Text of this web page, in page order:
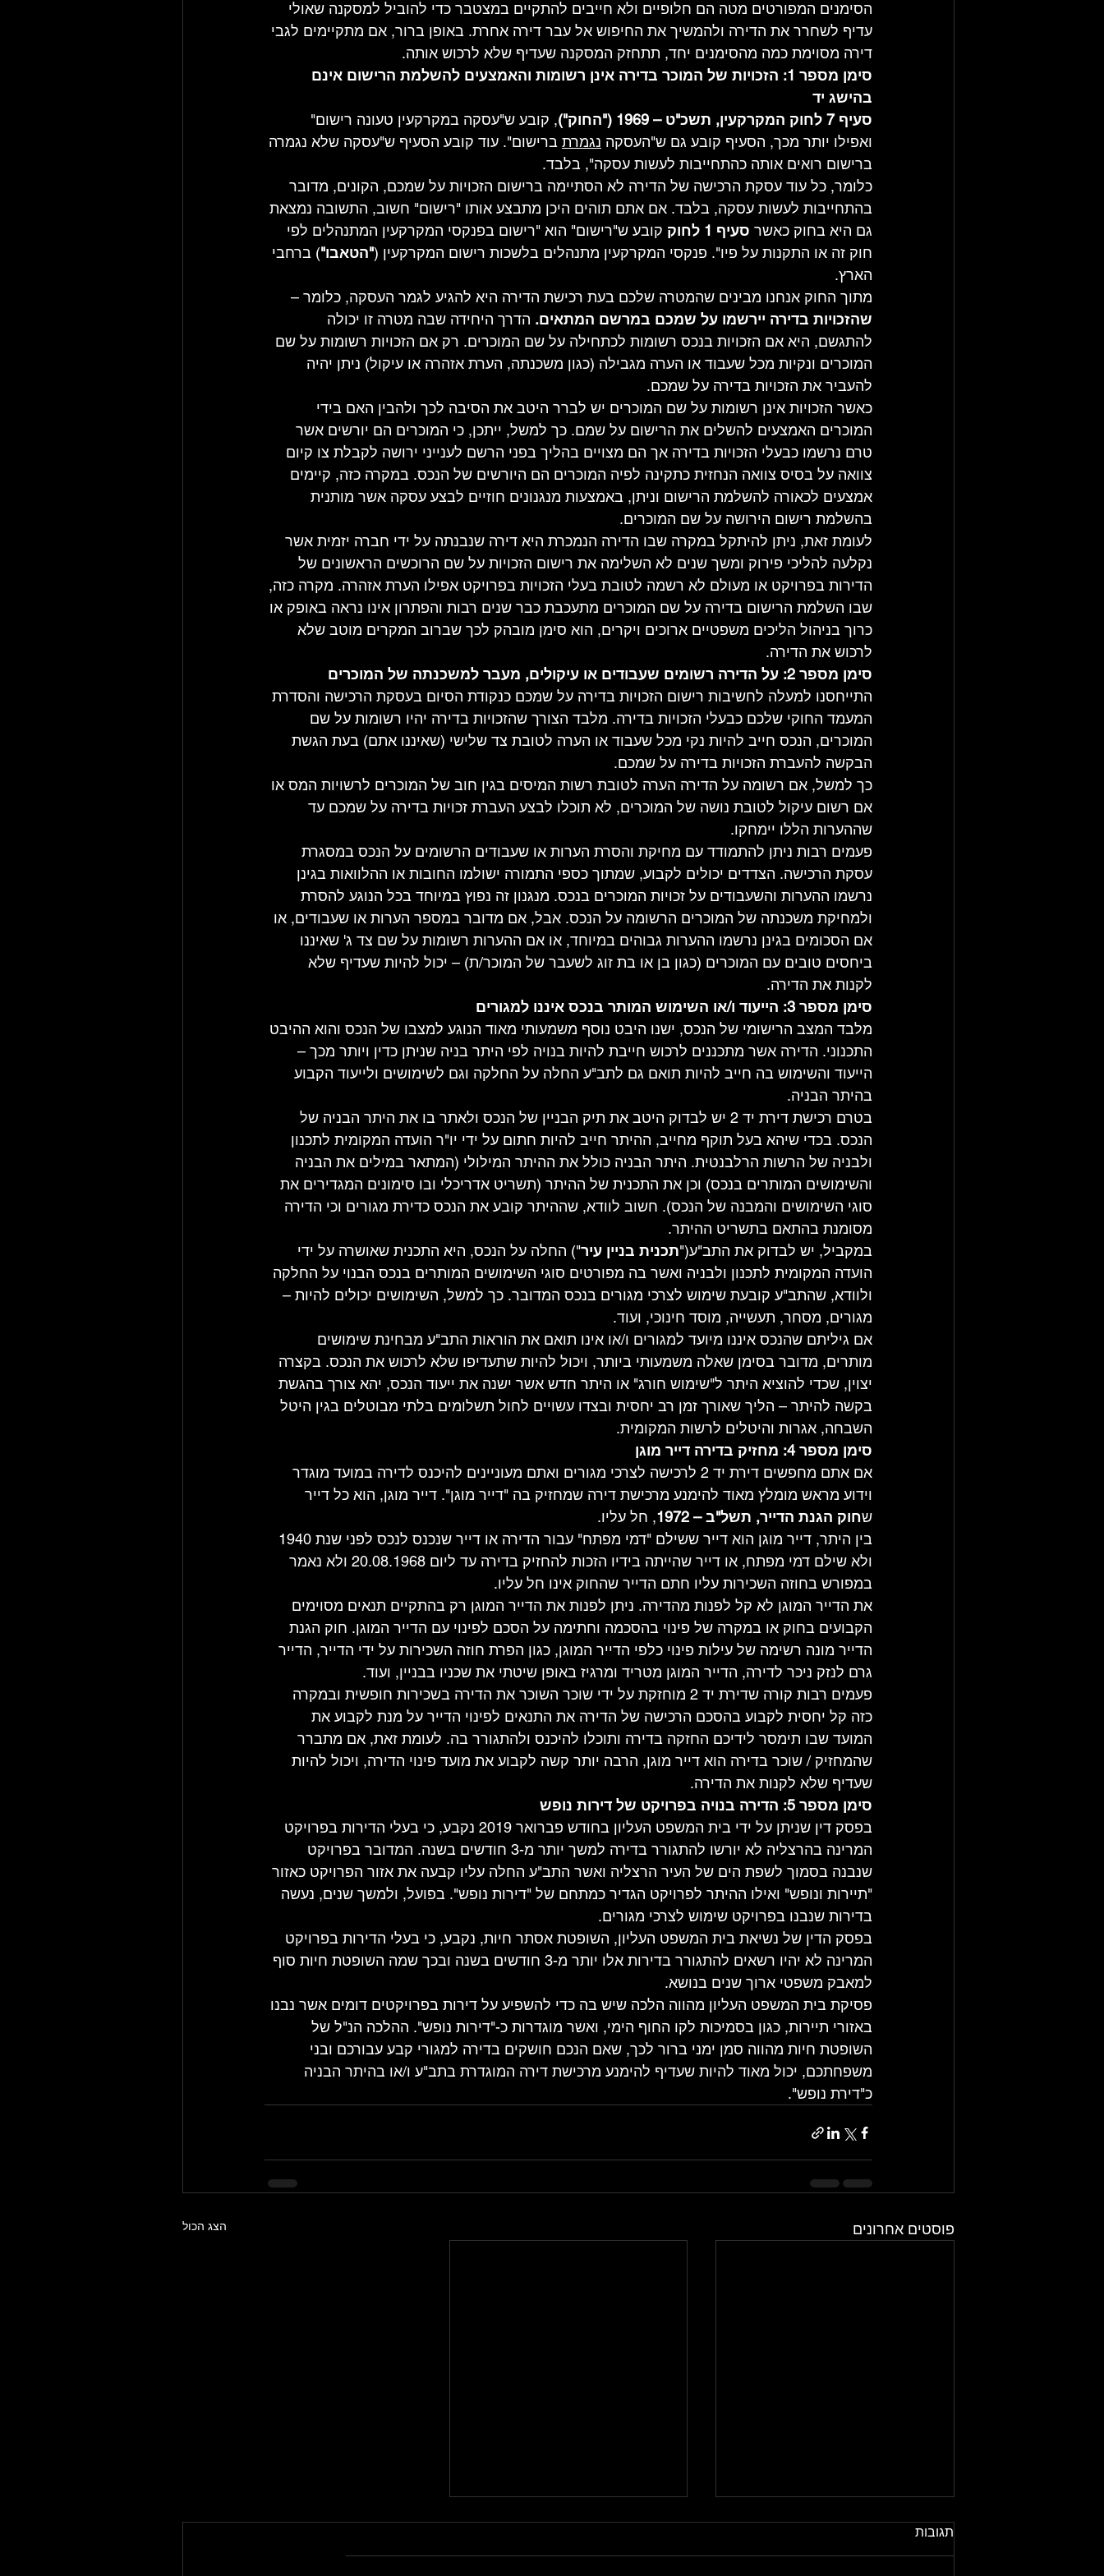
הסימנים המפורטים מטה הם חלופיים ולא חייבים להתקיים במצטבר כדי להוביל למסקנה שאולי
עדיף לשחרר את הדירה ולהמשיך את החיפוש אל עבר דירה אחרת. באופן ברור, אם מתקיימים לגבי
דירה מסוימת כמה מהסימנים יחד, תתחזק המסקנה שעדיף שלא לרכוש אותה.
סימן מספר 1: הזכויות של המוכר בדירה אינן רשומות והאמצעים להשלמת הרישום אינם
בהישג יד
סעיף 7 לחוק המקרקעין, תשכ"ט – 1969 ("החוק")
, קובע ש"עסקה במקרקעין טעונה רישום"
ואפילו יותר מכך, הסעיף קובע גם ש"העסקה נגמרת ברישום". עוד קובע הסעיף ש"עסקה שלא נגמרה
ברישום רואים אותה כהתחייבות לעשות עסקה", בלבד.
כלומר, כל עוד עסקת הרכישה של הדירה לא הסתיימה ברישום הזכויות על שמכם, הקונים, מדובר
בהתחייבות לעשות עסקה, בלבד. אם אתם תוהים היכן מתבצע אותו "רישום" חשוב, התשובה נמצאת
גם היא בחוק כאשר סעיף 1 לחוק
קובע ש"רישום" הוא "רישום בפנקסי המקרקעין המתנהלים לפי
חוק זה או התקנות על פיו". פנקסי המקרקעין מתנהלים בלשכות רישום המקרקעין ("הטאבו") ברחבי
הארץ.
מתוך החוק אנחנו מבינים שהמטרה שלכם בעת רכישת הדירה היא להגיע לגמר העסקה, כלומר –
שהזכויות בדירה יירשמו על שמכם במרשם המתאים. הדרך היחידה שבה מטרה זו יכולה
להתגשם, היא אם הזכויות בנכס רשומות לכתחילה על שם המוכרים. רק אם הזכויות רשומות על שם
המוכרים ונקיות מכל שעבוד או הערה מגבילה (כגון משכנתה, הערת אזהרה או עיקול) ניתן יהיה
להעביר את הזכויות בדירה על שמכם.
כאשר הזכויות אינן רשומות על שם המוכרים יש לברר היטב את הסיבה לכך ולהבין האם בידי
המוכרים האמצעים להשלים את הרישום על שמם. כך למשל, ייתכן, כי המוכרים הם יורשים אשר
טרם נרשמו כבעלי הזכויות בדירה אך הם מצויים בהליך בפני הרשם לענייני ירושה לקבלת צו קיום
צוואה על בסיס צוואה הנחזית כתקינה לפיה המוכרים הם היורשים של הנכס. במקרה כזה, קיימים
אמצעים לכאורה להשלמת הרישום וניתן, באמצעות מנגנונים חוזיים לבצע עסקה אשר מותנית
בהשלמת רישום הירושה על שם המוכרים.
לעומת זאת, ניתן להיתקל במקרה שבו הדירה הנמכרת היא דירה שנבנתה על ידי חברה יזמית אשר
נקלעה להליכי פירוק ומשך שנים לא השלימה את רישום הזכויות על שם הרוכשים הראשונים של
הדירות בפרויקט או מעולם לא רשמה לטובת בעלי הזכויות בפרויקט אפילו הערת אזהרה. מקרה כזה,
שבו השלמת הרישום בדירה על שם המוכרים מתעכבת כבר שנים רבות והפתרון אינו נראה באופק או
כרוך בניהול הליכים משפטיים ארוכים ויקרים, הוא סימן מובהק לכך שברוב המקרים מוטב שלא
לרכוש את הדירה.
סימן מספר 2: על הדירה רשומים שעבודים או עיקולים, מעבר למשכנתה של המוכרים
התייחסנו למעלה לחשיבות רישום הזכויות בדירה על שמכם כנקודת הסיום בעסקת הרכישה והסדרת
המעמד החוקי שלכם כבעלי הזכויות בדירה. מלבד הצורך שהזכויות בדירה יהיו רשומות על שם
המוכרים, הנכס חייב להיות נקי מכל שעבוד או הערה לטובת צד שלישי (שאיננו אתם) בעת הגשת
הבקשה להעברת הזכויות בדירה על שמכם.
כך למשל, אם רשומה על הדירה הערה לטובת רשות המיסים בגין חוב של המוכרים לרשויות המס או
אם רשום עיקול לטובת נושה של המוכרים, לא תוכלו לבצע העברת זכויות בדירה על שמכם עד
שההערות הללו יימחקו.
פעמים רבות ניתן להתמודד עם מחיקת והסרת הערות או שעבודים הרשומים על הנכס במסגרת
עסקת הרכישה. הצדדים יכולים לקבוע, שמתוך כספי התמורה ישולמו החובות או ההלוואות בגינן
נרשמו ההערות והשעבודים על זכויות המוכרים בנכס. מנגנון זה נפוץ במיוחד בכל הנוגע להסרת
ולמחיקת משכנתה של המוכרים הרשומה על הנכס. אבל, אם מדובר במספר הערות או שעבודים, או
אם הסכומים בגינן נרשמו ההערות גבוהים במיוחד, או אם ההערות רשומות על שם צד ג' שאיננו
ביחסים טובים עם המוכרים (כגון בן או בת זוג לשעבר של המוכר/ת) – יכול להיות שעדיף שלא
לקנות את הדירה.
סימן מספר 3: הייעוד ו/או השימוש המותר בנכס איננו למגורים
מלבד המצב הרישומי של הנכס, ישנו היבט נוסף משמעותי מאוד הנוגע למצבו של הנכס והוא ההיבט
התכנוני. הדירה אשר מתכננים לרכוש חייבת להיות בנויה לפי היתר בניה שניתן כדין ויותר מכך –
הייעוד והשימוש בה חייב להיות תואם גם לתב"ע החלה על החלקה וגם לשימושים ולייעוד הקבוע
בהיתר הבניה.
בטרם רכישת דירת יד 2 יש לבדוק היטב את תיק הבניין של הנכס ולאתר בו את היתר הבניה של
הנכס. בכדי שיהא בעל תוקף מחייב, ההיתר חייב להיות חתום על ידי יו"ר הועדה המקומית לתכנון
ולבניה של הרשות הרלבנטית. היתר הבניה כולל את ההיתר המילולי (המתאר במילים את הבניה
והשימושים המותרים בנכס) וכן את התכנית של ההיתר (תשריט אדריכלי ובו סימונים המגדירים את
סוגי השימושים והמבנה של הנכס). חשוב לוודא, שההיתר קובע את הנכס כדירת מגורים וכי הדירה
מסומנת בהתאם בתשריט ההיתר.
במקביל, יש לבדוק את התב"ע("תכנית בניין עיר") החלה על הנכס, היא התכנית שאושרה על ידי
הועדה המקומית לתכנון ולבניה ואשר בה מפורטים סוגי השימושים המותרים בנכס הבנוי על החלקה
ולוודא, שהתב"ע קובעת שימוש לצרכי מגורים בנכס המדובר. כך למשל, השימושים יכולים להיות –
מגורים, מסחר, תעשייה, מוסד חינוכי, ועוד.
אם גיליתם שהנכס איננו מיועד למגורים ו/או אינו תואם את הוראות התב"ע מבחינת שימושים
מותרים, מדובר בסימן שאלה משמעותי ביותר, ויכול להיות שתעדיפו שלא לרכוש את הנכס. בקצרה
יצוין, שכדי להוציא היתר ל"שימוש חורג" או היתר חדש אשר ישנה את ייעוד הנכס, יהא צורך בהגשת
בקשה להיתר – הליך שאורך זמן רב יחסית ובצדו עשויים לחול תשלומים בלתי מבוטלים בגין היטל
השבחה, אגרות והיטלים לרשות המקומית.
סימן מספר 4: מחזיק בדירה דייר מוגן
אם אתם מחפשים דירת יד 2 לרכישה לצרכי מגורים ואתם מעוניינים להיכנס לדירה במועד מוגדר
וידוע מראש מומלץ מאוד להימנע מרכישת דירה שמחזיק בה "דייר מוגן". דייר מוגן, הוא כל דייר
שחוק הגנת הדייר, תשל"ב – 1972
, חל עליו.
ולא שילם דמי מפתח, או דייר שהייתה בידיו הזכות להחזיק בדירה עד ליום 20.08.1968 ולא נאמר
במפורש בחוזה השכירות עליו חתם הדייר שהחוק אינו חל עליו.
את הדייר המוגן לא קל לפנות מהדירה. ניתן לפנות את הדייר המוגן רק בהתקיים תנאים מסוימים
הקבועים בחוק או במקרה של פינוי בהסכמה וחתימה על הסכם לפינוי עם הדייר המוגן. חוק הגנת
הדייר מונה רשימה של עילות פינוי כלפי הדייר המוגן, כגון הפרת חוזה השכירות על ידי הדייר, הדייר
גרם לנזק ניכר לדירה, הדייר המוגן מטריד ומרגיז באופן שיטתי את שכניו בבניין, ועוד.
פעמים רבות קורה שדירת יד 2 מוחזקת על ידי שוכר השוכר את הדירה בשכירות חופשית ובמקרה
כזה קל יחסית לקבוע בהסכם הרכישה של הדירה את התנאים לפינוי הדייר על מנת לקבוע את
המועד שבו תימסר לידיכם החזקה בדירה ותוכלו להיכנס ולהתגורר בה. לעומת זאת, אם מתברר
שהמחזיק / שוכר בדירה הוא דייר מוגן, הרבה יותר קשה לקבוע את מועד פינוי הדירה, ויכול להיות
שעדיף שלא לקנות את הדירה.
סימן מספר 5: הדירה בנויה בפרויקט של דירות נופש
בפסק דין שניתן על ידי בית המשפט העליון בחודש פברואר 2019 נקבע, כי בעלי הדירות בפרויקט
המרינה בהרצליה לא יורשו להתגורר בדירה למשך יותר מ-3 חודשים בשנה. המדובר בפרויקט
שנבנה בסמוך לשפת הים של העיר הרצליה ואשר התב"ע החלה עליו קבעה את אזור הפרויקט כאזור
"תיירות ונופש" ואילו ההיתר לפרויקט הגדיר כמתחם של "דירות נופש". בפועל, ולמשך שנים, נעשה
בדירות שנבנו בפרויקט שימוש לצרכי מגורים.
בפסק הדין של נשיאת בית המשפט העליון, השופטת אסתר חיות, נקבע, כי בעלי הדירות בפרויקט
המרינה לא יהיו רשאים להתגורר בדירות אלו יותר מ-3 חודשים בשנה ובכך שמה השופטת חיות סוף
למאבק משפטי ארוך שנים בנושא.
פסיקת בית המשפט העליון מהווה הלכה שיש בה כדי להשפיע על דירות בפרויקטים דומים אשר נבנו
באזורי תיירות, כגון בסמיכות לקו החוף הימי, ואשר מוגדרות כ-"דירות נופש". ההלכה הנ"ל של
השופטת חיות מהווה סמן ימני ברור לכך, שאם הנכם חושקים בדירה למגורי קבע עבורכם ובני
משפחתכם, יכול מאוד להיות שעדיף להימנע מרכישת דירה המוגדרת בתב"ע ו/או בהיתר הבניה
כ"דירת נופש".
פוסטים אחרונים הצג הכול
תגובות